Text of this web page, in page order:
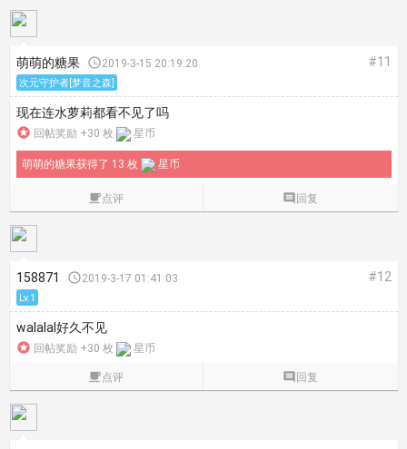
萌萌的糖果 2019-3-15 20:19:20 #11
次元守护者[梦音之森]
现在连水萝莉都看不见了吗
 回帖奖励 +30 枚 星币
萌萌的糖果获得了 13 枚 星币
点评  回复
158871 2019-3-17 01:41:03 #12
Lv.1
walalal好久不见
 回帖奖励 +30 枚 星币
点评  回复